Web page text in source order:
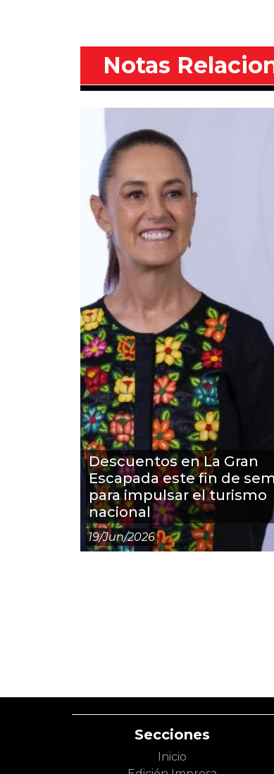
Notas
Descuentos en La Gran
Escapada este fin de
para impulsar el turismo
nacional
19/jun/2026
Secciones
Inicio